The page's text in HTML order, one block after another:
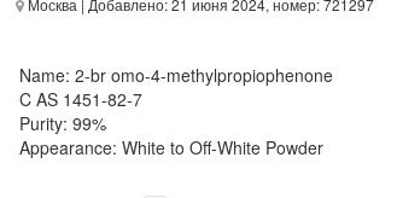
Москва | Добавлено: 21 июня 2024, номер: 721297
Name: 2-br omo-4-methylpropiophenone
C AS 1451-82-7
Purity: 99%
Appearance: White to Off-White Powder